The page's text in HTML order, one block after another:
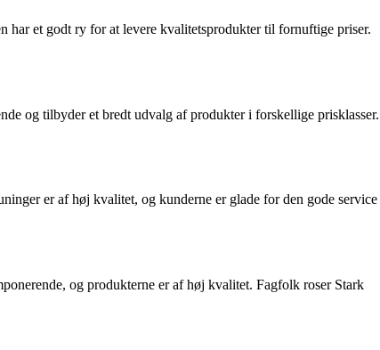
et godt ry for at levere kvalitetsprodukter til fornuftige priser.
og tilbyder et bredt udvalg af produkter i forskellige prisklasser.
er af høj kvalitet, og kunderne er glade for den gode service
og produkterne er af høj kvalitet. Fagfolk roser Stark